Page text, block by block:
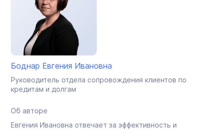
Боднар Евгения Ивановна
Руководитель отдела сопровождения клиентов по
кредитам и долгам
Об авторе
Евгения Ивановна отвечает за эффективность и